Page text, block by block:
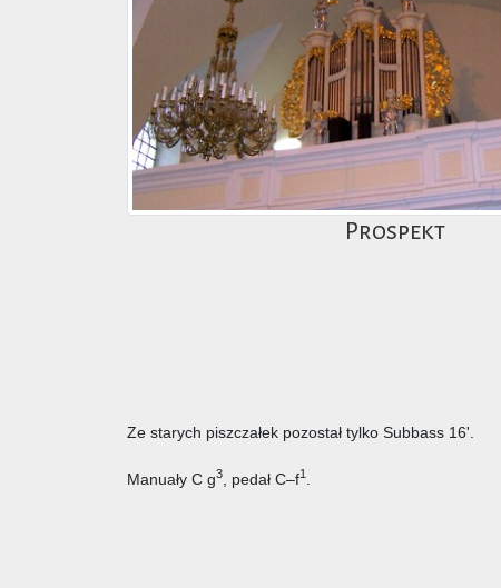
Prospekt
Ze starych piszczałek pozostał tylko Subbass 16'.
Manuały C g3 , pedał C–f1